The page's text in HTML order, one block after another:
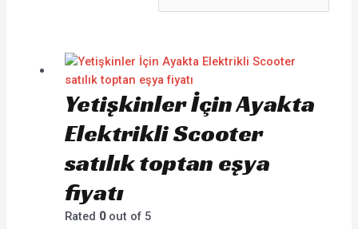
Yetişkinler İçin Ayakta
Elektrikli Scooter
satılık toptan eşya
fiyatı
Rated 0out of 5